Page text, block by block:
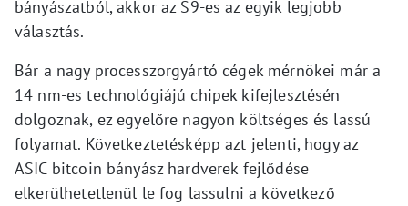
bányászatból, akkor az S9-es az egyik legjobb
választás.
Bár a nagy processzorgyártó cégek mérnökei már a
14 nm-es technológiájú chipek kifejlesztésén
dolgoznak, ez egyelőre nagyon költséges és lassú
folyamat. Következtetésképp azt jelenti, hogy az
ASIC bitcoin bányász hardverek fejlődése
elkerülhetetlenül le fog lassulni a következő